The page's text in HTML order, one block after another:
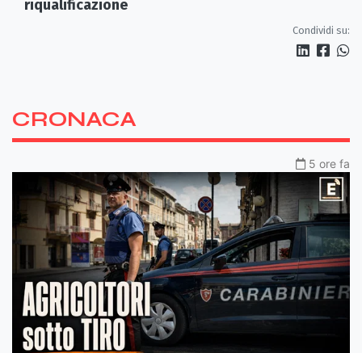
riqualificazione
Condividi su:
CRONACA
5 ore fa